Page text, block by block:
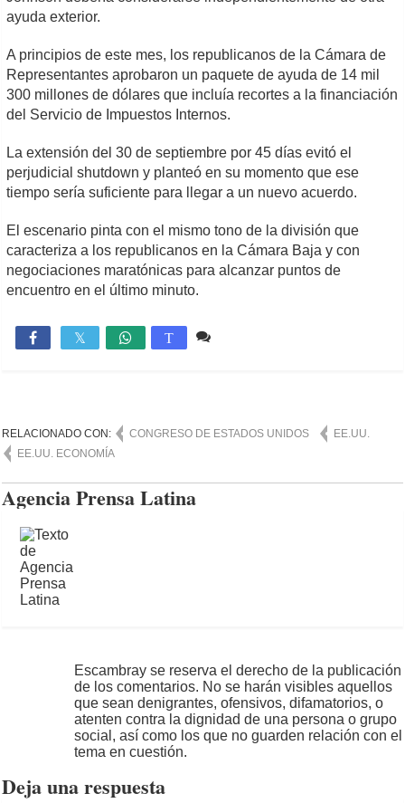
ayuda exterior.
A principios de este mes, los republicanos de la Cámara de
Representantes aprobaron un paquete de ayuda de 14 mil
300 millones de dólares que incluía recortes a la financiación
del Servicio de Impuestos Internos.
La extensión del 30 de septiembre por 45 días evitó el
perjudicial shutdown y planteó en su momento que ese
tiempo sería suficiente para llegar a un nuevo acuerdo.
El escenario pinta con el mismo tono de la división que
caracteriza a los republicanos en la Cámara Baja y con
negociaciones maratónicas para alcanzar puntos de
encuentro en el último minuto.
 T
RELACIONADO CON: CONGRESO DE ESTADOS UNIDOS
EE.UU.
EE.UU. ECONOMÍA
Agencia Prensa Latina
Escambray se reserva el derecho de la publicación
de los comentarios. No se harán visibles aquellos
que sean denigrantes, ofensivos, difamatorios, o
atenten contra la dignidad de una persona o grupo
social, así como los que no guarden relación con el
tema en cuestión.
Deja una respuesta